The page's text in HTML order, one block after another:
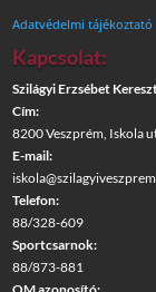
Adatvédelmi tájékoztató
Kapcsolat:
Szilágyi Erzsébet
Cím:
8200 Veszprém, Iskola
E-mail:
Telefon:
88/328-609
Sportcsarnok:
88/873-881